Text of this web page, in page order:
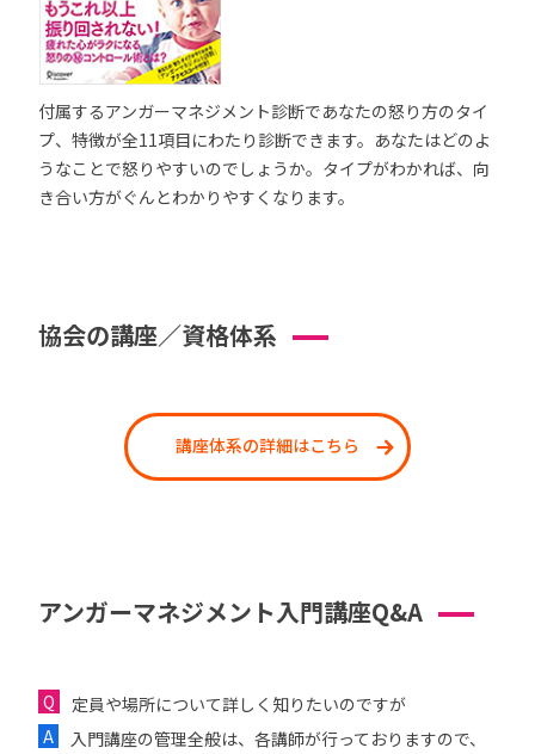
付属するアンガーマネジメント診断であなたの怒り方のタイ
プ、特徴が全11項目にわたり診断できます。あなたはどのよ
うなことで怒りやすいのでしょうか。タイプがわかれば、向
き合い方がぐんとわかりやすくなります。
協会の講座／資格体系
講座体系の詳細はこちら
アンガーマネジメント入門講座Q&A
定員や場所について詳しく知りたいのですが
入門講座の管理全般は、各講師が行っておりますので、